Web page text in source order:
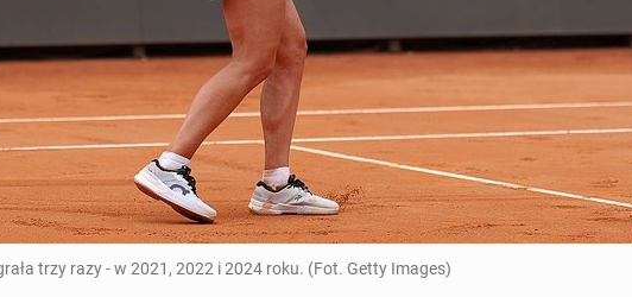
trzy razy - w 2021, 2022 i 2024 roku. (Fot. Getty Images)